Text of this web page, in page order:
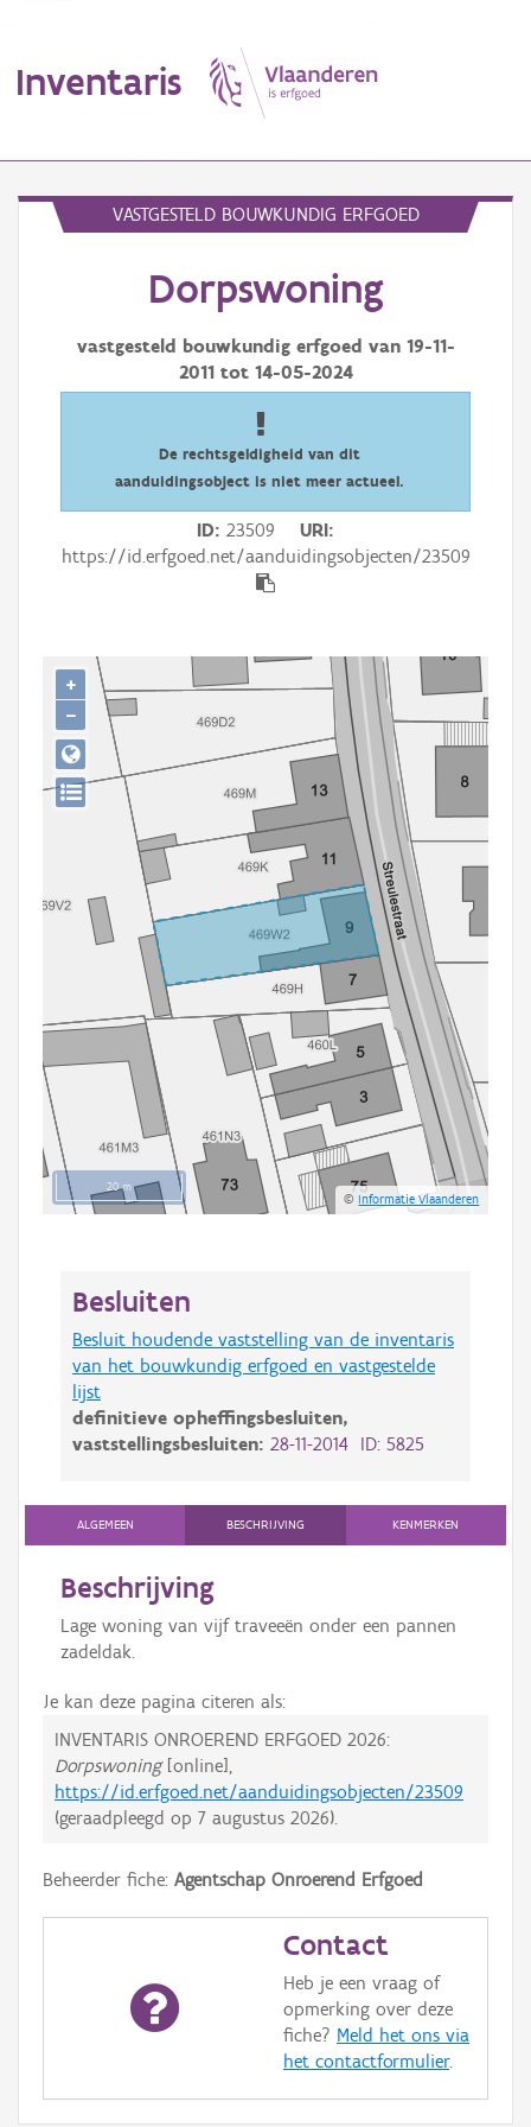
Inventaris
Aanduidingsobject
Waarneming
Persoon of collectief
Aanmelden
VASTGESTELD BOUWKUNDIG ERFGOED
Dorpswoning
vastgesteld bouwkundig erfgoed van 19-11-
2011tot 14-05-2024
De rechtsgeldigheid van dit
aanduidingsobject is niet meer actueel.
ID 23509
URI
https://id.erfgoed.net/aanduidingsobjecten/23509
20 m
©Informatie Vlaanderen
+
−
Besluiten
Besluit houdende vaststelling van de inventaris
van het bouwkundig erfgoed en vastgestelde
lijst
definitieve opheffingsbesluiten,
vaststellingsbesluiten: 28-11-2014 ID: 5825
ALGEMEEN BESCHRIJVING KENMERKEN
Beschrijving
Lage woning van vijf traveeën onder een pannen
zadeldak.
Je kan deze pagina citeren als:
INVENTARIS ONROEREND ERFGOED 2026:
Dorpswoning[online],
https://id.erfgoed.net/aanduidingsobjecten/23509
(geraadpleegd op 7 augustus 2026).
Beheerder fiche: Agentschap Onroerend Erfgoed
Contact
Heb je een vraag of
opmerking over deze
fiche? Meld het ons via
het contactformulier.